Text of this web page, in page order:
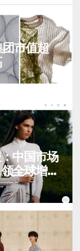
市值超
中国市场
全球增长